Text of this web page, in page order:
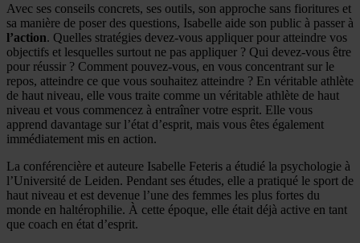
Avec ses conseils concrets, ses outils, son approche sans fioritures et
sa manière de poser des questions, Isabelle aide son public à passer à
l’action. Quelles stratégies devez-vous appliquer pour atteindre vos
objectifs et lesquelles surtout ne pas appliquer ? Qui devez-vous être
pour réussir ? Comment pouvez-vous, en vous concentrant sur le
repos, atteindre ce que vous souhaitez atteindre ? En véritable athlète
de haut niveau, elle vous traite comme un véritable athlète de haut
niveau et vous commencez à entraîner votre esprit. Elle vous
apprend davantage sur l’état d’esprit, mais vous êtes également
immédiatement mis en action.
La conférencière et auteure Isabelle Feteris a étudié la psychologie à
l’Université de Leiden. Pendant ses études, elle a pratiqué le sport de
haut niveau et est devenue l’une des femmes les plus fortes du
monde en haltérophilie. À cette époque, elle était déjà active en tant
que coach en état d’esprit.